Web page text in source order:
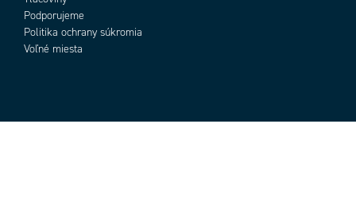
Podporujeme
Politika ochrany súkromia
Voľné miesta